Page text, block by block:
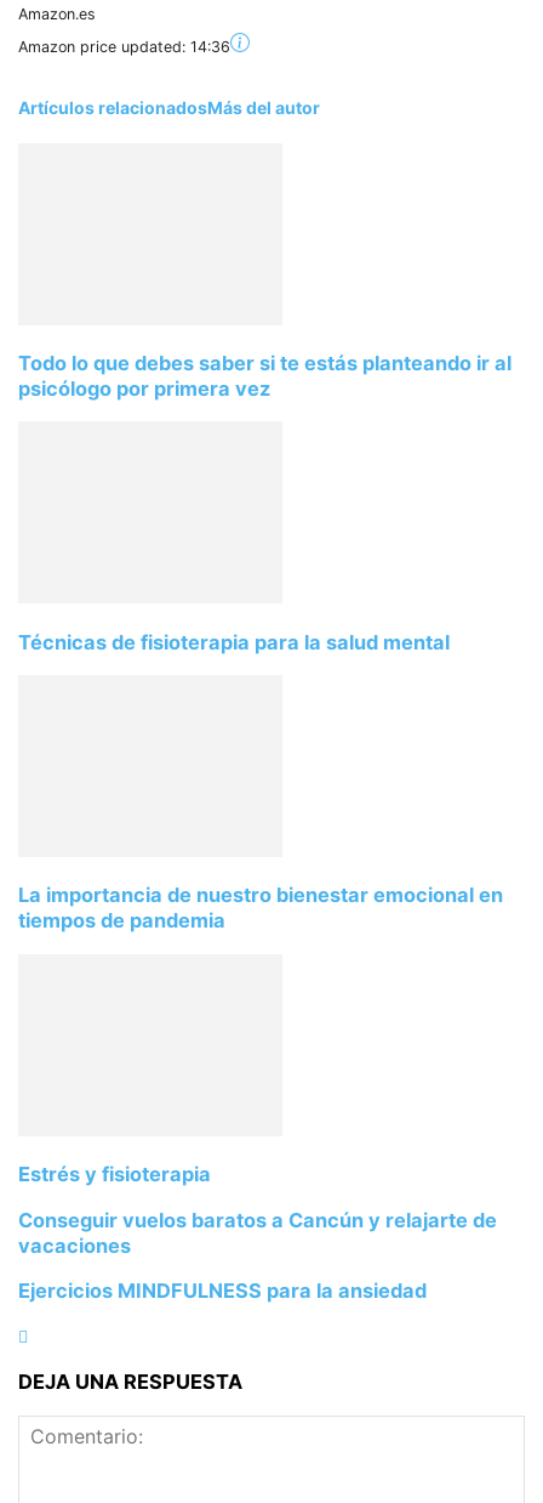
Amazon.es
Amazon price updated: 14:36
Artículos relacionadosMás del autor
Todo lo que debes saber si te estás planteando ir al
psicólogo por primera vez
Técnicas de fisioterapia para la salud mental
La importancia de nuestro bienestar emocional en
tiempos de pandemia
Estrés y fisioterapia
Conseguir vuelos baratos a Cancún y relajarte de
vacaciones
Ejercicios MINDFULNESS para la ansiedad
DEJA UNA RESPUESTA